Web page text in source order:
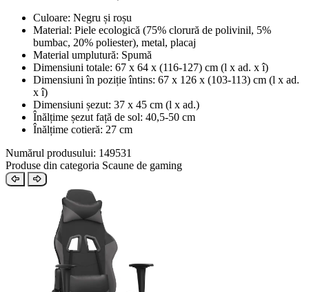
Culoare: Negru și roșu
Material: Piele ecologică (75% clorură de polivinil, 5%
bumbac, 20% poliester), metal, placaj
Material umplutură: Spumă
Dimensiuni totale: 67 x 64 x (116-127) cm (l x ad. x î)
Dimensiuni în poziție întins: 67 x 126 x (103-113) cm (l x ad.
x î)
Dimensiuni șezut: 37 x 45 cm (l x ad.)
Înălțime șezut față de sol: 40,5-50 cm
Înălțime cotieră: 27 cm
Numărul produsului: 149531
Produse din categoria Scaune de gaming